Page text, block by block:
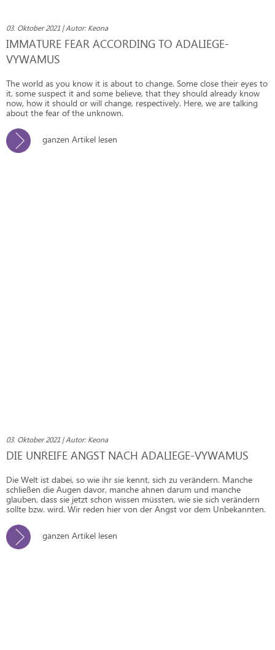
03. Oktober 2021 | Autor: Keona
IMMATURE FEAR ACCORDING TO ADALIEGE-
VYWAMUS
The world as you know it is about to change. Some close their eyes to
it, some suspect it and some believe, that they should already know
now, how it should or will change, respectively. Here, we are talking
about the fear of the unknown.
ganzen Artikel lesen
03. Oktober 2021 | Autor: Keona
DIE UNREIFE ANGST NACH ADALIEGE-VYWAMUS
Die Welt ist dabei, so wie ihr sie kennt, sich zu verändern. Manche
schließen die Augen davor, manche ahnen darum und manche
glauben, dass sie jetzt schon wissen müssten, wie sie sich verändern
sollte bzw. wird. Wir reden hier von der Angst vor dem Unbekannten.
ganzen Artikel lesen